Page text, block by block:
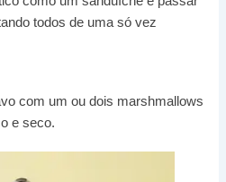
com um ou dois marshmallows
e seco.